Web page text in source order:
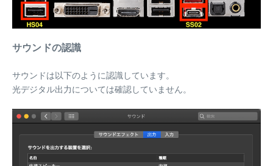
サウンドの認識
サウンドは以下のように認識しています。
光デジタル出力については確認していません。